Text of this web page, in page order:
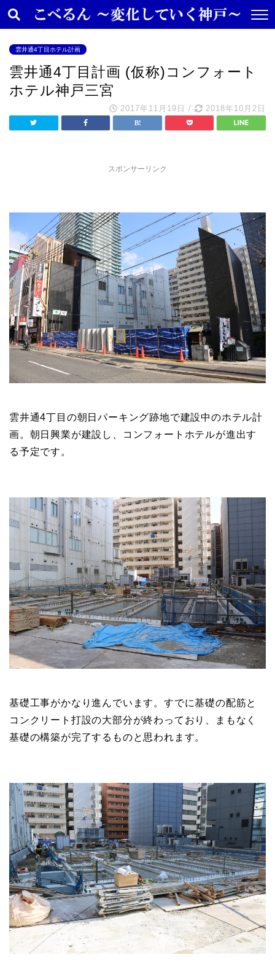
雲井通4丁目ホテル計画
雲井通4丁目計画 (仮称)コンフォート
ホテル神戸三宮
2017年11月19日 / 2018年10月2日
スポンサーリンク
雲井通4丁目の朝日パーキング跡地で建設中のホテル計
画。朝日興業が建設し、コンフォートホテルが進出す
る予定です。
基礎工事がかなり進んでいます。すでに基礎の配筋と
コンクリート打設の大部分が終わっており、まもなく
基礎の構築が完了するものと思われます。